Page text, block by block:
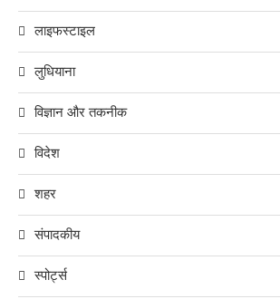
लाइफस्टाइल
लुधियाना
विज्ञान और तकनीक
विदेश
शहर
संपादकीय
स्पोर्ट्स